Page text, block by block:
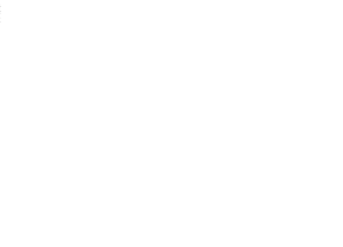
ザインになっております。
1石付き、女性らしさもイメージされていま
ングになり、甲丸で付けやすいデザインになっ